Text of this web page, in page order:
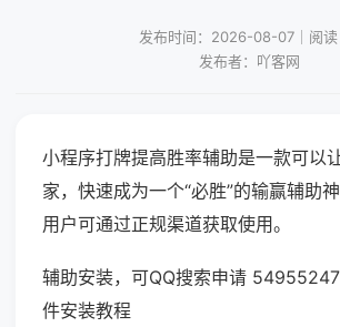
发布时间：2026-08-07｜阅读
发布者：吖客网
小程序打牌提高胜率辅助是一款可以
家，快速成为一个“必胜”的输赢辅助
用户可通过正规渠道获取使用。
辅助安装，可QQ搜索申请
件安装教程